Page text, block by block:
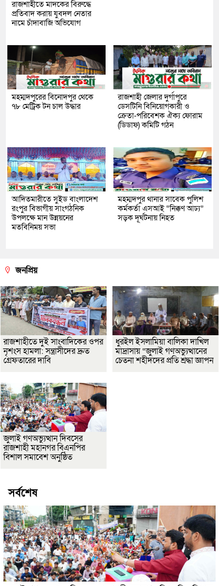
রাজশাহীতে মাদকের বিরুদ্ধে
প্রতিবাদ করায় যুবদল নেতার
নামে চাঁদাবাজি অভিযোগ
মহম্মদপুরের বিনোদপুর থেকে
৭৮ মেট্রিক টন চাল উদ্ধার
রাজশাহী জেলার দুর্গাপুরে
ডেসটিনি বিনিয়োগকারী ও
ক্রেতা-পরিবেশক ঐক্য ফোরাম
(ডিডাফ) কমিটি গঠন
আদিতমারীতে সুইড বাংলাদেশ
রংপুর বিভাগীয় সাংগঠনিক
উপলক্ষে মান উন্নয়নের
মতবিনিময় সভা
মহম্মদপুর থানার সাবেক পুলিশ
কর্মকর্তা এসআই “নিক্কণ আঢ্য”
সড়ক দূর্ঘটনায় নিহত
জনপ্রিয়
রাজশাহীতে দুই সাংবাদিকের ওপর
নৃশংস হামলা: সন্ত্রাসীদের দ্রুত
গ্রেফতারের দাবি
ধুরইল ইসলামিয়া বালিকা দাখিল
মাদ্রাসায় “জুলাই গণঅভ্যুত্থানের
চেতনা শহীদদের প্রতি শ্রদ্ধা জ্ঞাপন
জুলাই গণঅভ্যুত্থান দিবসের
রাজশাহী মহানগর বিএনপির
বিশাল সমাবেশ অনুষ্ঠিত
সর্বশেষ